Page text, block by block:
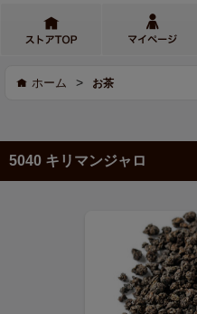
ホーム > お茶
5040 キリマンジャロ